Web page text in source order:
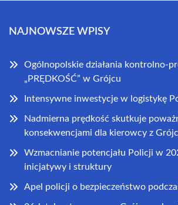
NAJNOWSZE WPISY
Ogólnopolskie działania kontrolno-
„PRĘDKOŚĆ” w Grójcu
Intensywne inwestycje w logistykę
Nadmierna prędkość skutkuje
konsekwencjami dla kierowcy z
Wzmacnianie potencjału Policji w
inicjatywy i struktury
Apel policji o bezpieczeństwo